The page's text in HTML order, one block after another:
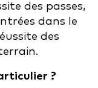
des passes,
dans le
des
?